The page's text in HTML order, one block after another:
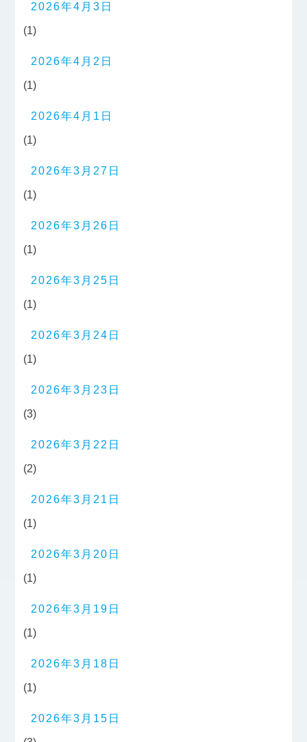
2026年4月3日
(1)
2026年4月2日
(1)
2026年4月1日
(1)
2026年3月27日
(1)
2026年3月26日
(1)
2026年3月25日
(1)
2026年3月24日
(1)
2026年3月23日
(3)
2026年3月22日
(2)
2026年3月21日
(1)
2026年3月20日
(1)
2026年3月19日
(1)
2026年3月18日
(1)
2026年3月15日